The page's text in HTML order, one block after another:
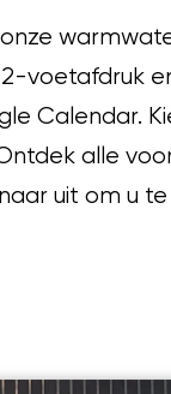
voetafdruk
Calendar.
alle
uit om u